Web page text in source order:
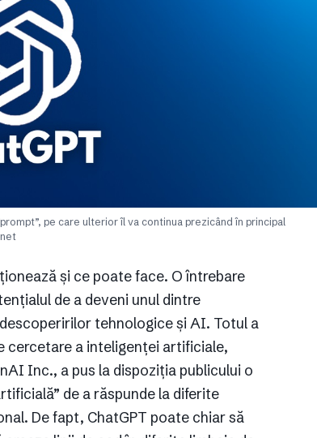
pe care ulterior îl va continua prezicând în principal
și ce poate face. O întrebare
de a deveni unul dintre
tehnologice și AI. Totul a
cercetare a inteligenței artificiale,
Inc., a pus la dispoziția publicului o
de a răspunde la diferite
De fapt, ChatGPT poate chiar să